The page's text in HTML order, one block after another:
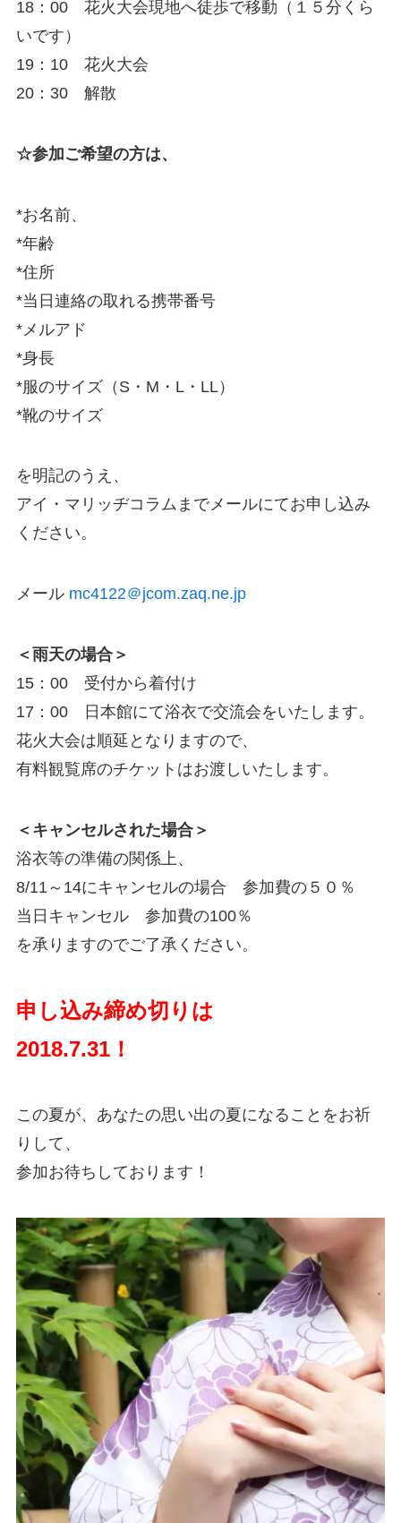
18：00 花火大会現地へ徒歩で移動（１５分くら
いです）
19：10 花火大会
20：30 解散
☆参加ご希望の方は、
*お名前、
*年齢
*住所
*当日連絡の取れる携帯番号
*メルアド
*身長
*服のサイズ（S・M・L・LL）
*靴のサイズ
を明記のうえ、
アイ・マリッヂコラムまでメールにてお申し込み
ください。
メール mc4122＠jcom.zaq.ne.jp
＜雨天の場合＞
15：00 受付から着付け
17：00 日本館にて浴衣で交流会をいたします。
花火大会は順延となりますので、
有料観覧席のチケットはお渡しいたします。
＜キャンセルされた場合＞
浴衣等の準備の関係上、
8/11～14にキャンセルの場合 参加費の５０％
当日キャンセル 参加費の100％
を承りますのでご了承ください。
申し込み締め切りは
2018.7.31！
この夏が、あなたの思い出の夏になることをお祈
りして、
参加お待ちしております！